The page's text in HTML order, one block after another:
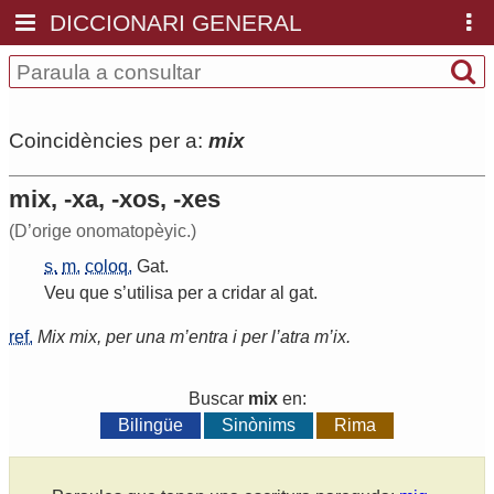
DICCIONARI GENERAL
Coincidències per a: mix
mix, -xa, -xos, -xes
(D’orige onomatopèyic.)
s. m. coloq. Gat.
Veu que s’utilisa per a cridar al gat.
ref. Mix mix, per una m’entra i per l’atra m’ix.
Buscar mixen:
Bilingüe
Sinònims Rima